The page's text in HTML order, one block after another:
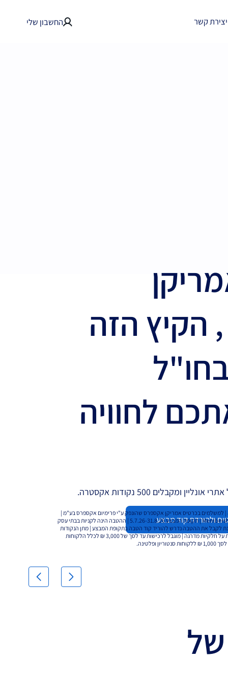
יצירת קשר החשבון שלי
הקיץ הזה
לחוויה
ולהורדת קוד מבצע
למשלמים בכרטיס אמריקן אקספרס שהונפק ע"י פרימיום אקספרס בע"מ |
ההטבה הינה לכרטיסים צוברי נקודות Membership Rewards | תקופת המבצע 5.7.26-31.8.26 | ההטבה הינה לקניות בבתי עסק
לקבל את ההטבה נדרש להוריד קוד הטבה בתקופת המבצע | מתן הנקודות
הינו בכפולות של 500 ₪, לא תינתן תוספת נקודות על חלקיות מדרגה | מוגבל לרכישות עד לסך של 3,000 ₪ לכלל הלקוחות
ופלטינה.
של